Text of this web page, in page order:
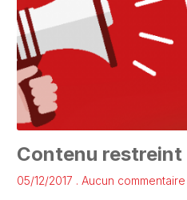
Contenu restreint
05/12/2017 Aucun commentaire